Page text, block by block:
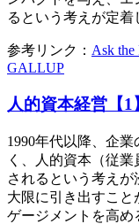
るという考えが定着
参考リンク： Ask the
GALLUP
人的資本経営【1
1990年代以降、企
く、人的資本（従
されるという考え
大限に引き出すこ
ゲージメントを高め